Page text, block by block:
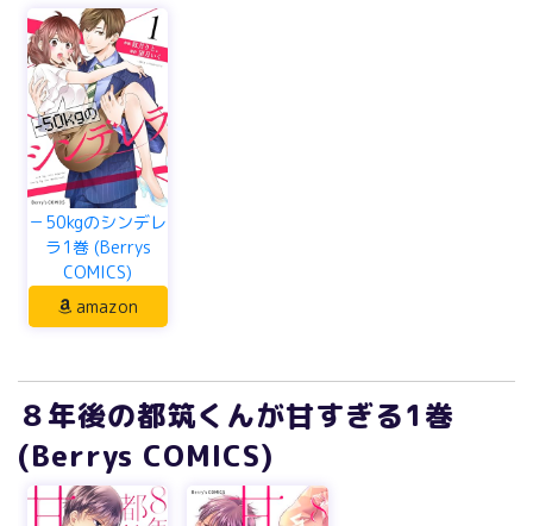
－50kgのシンデレ
ラ1巻 (Berrys
COMICS)
amazon
８年後の都筑くんが甘すぎる1巻
(Berrys COMICS)